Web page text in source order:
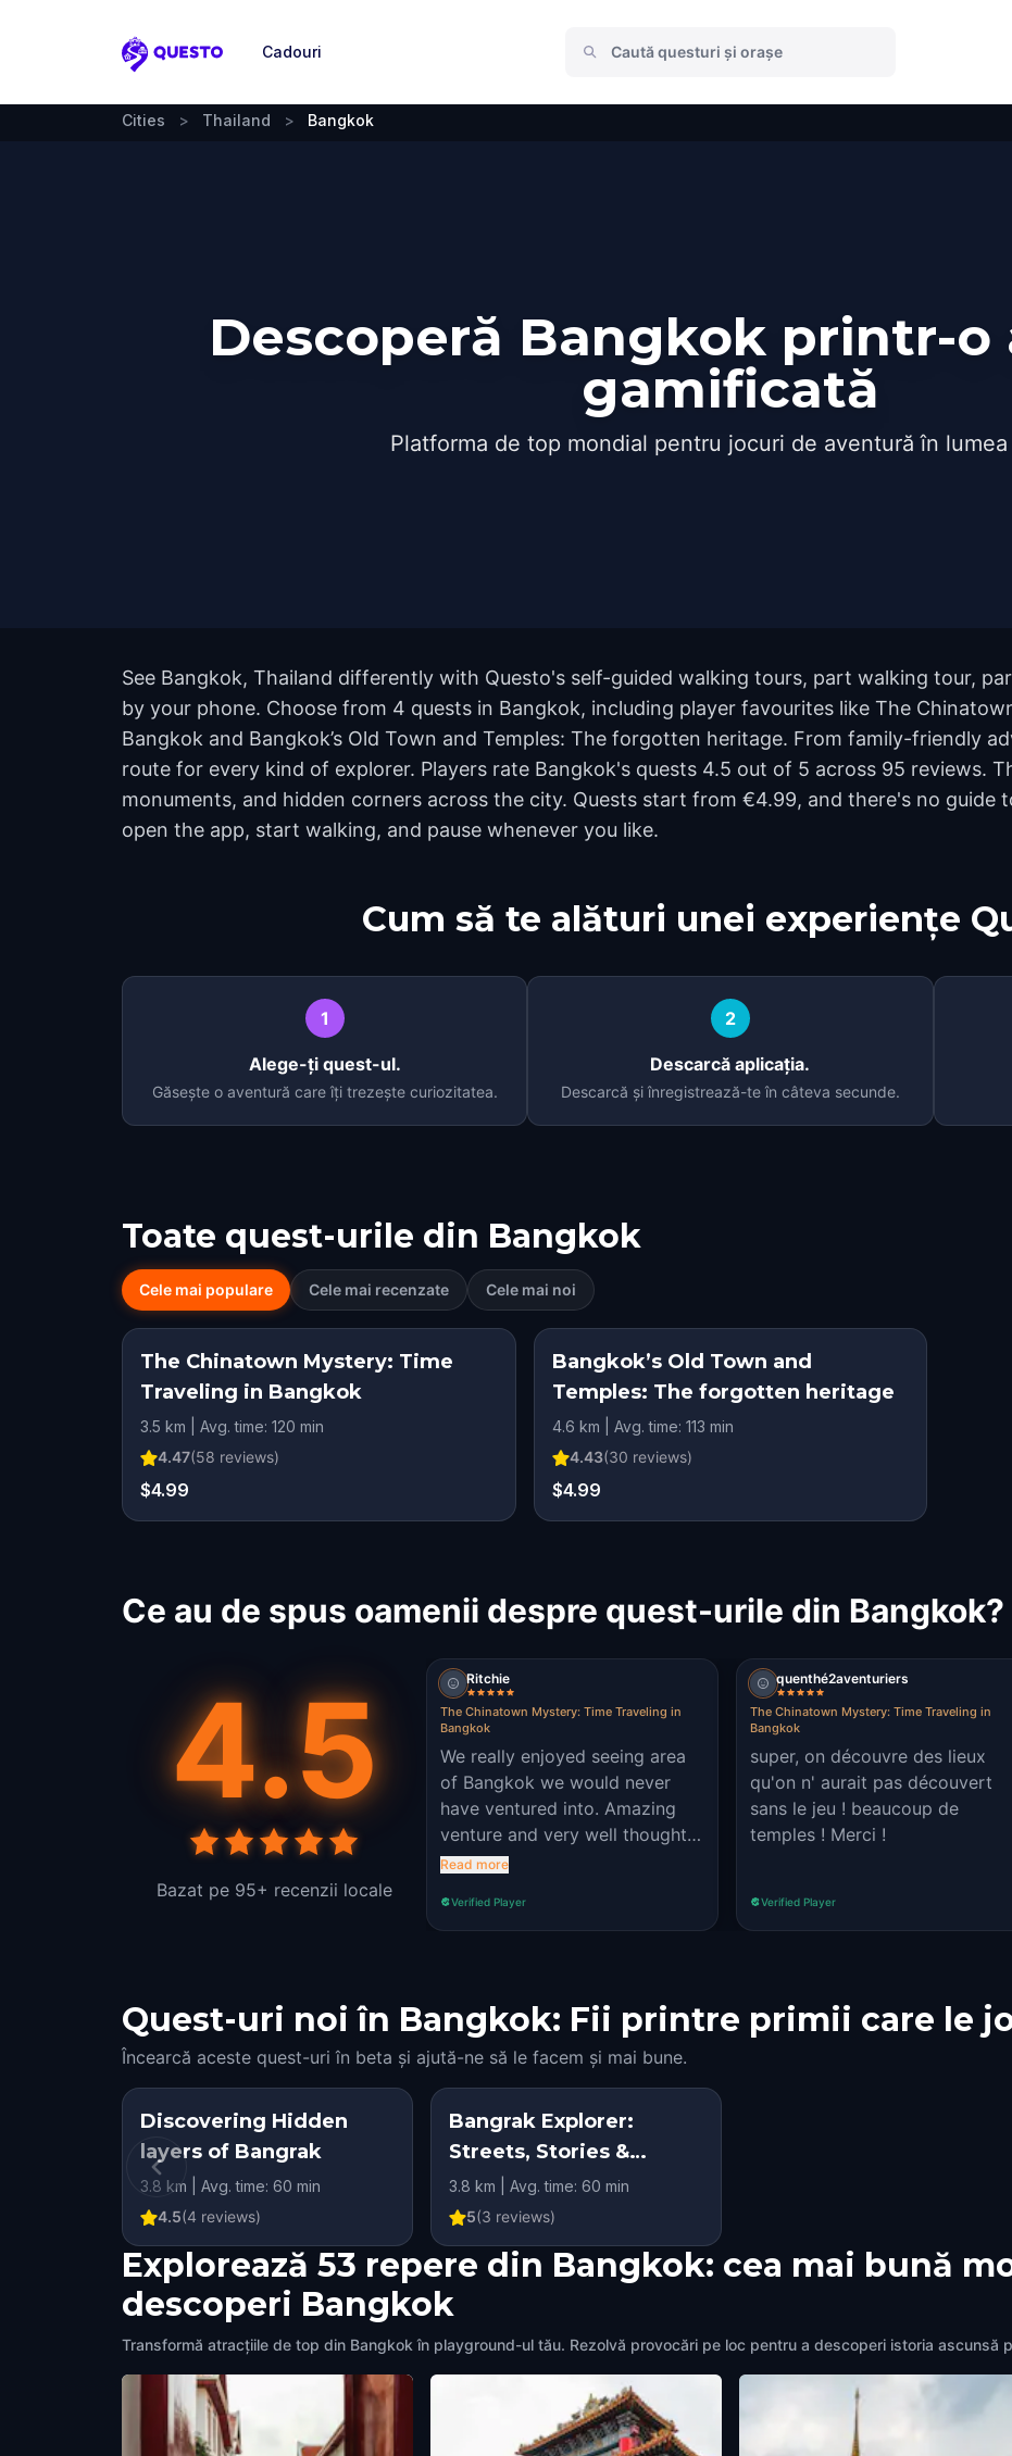
Questo
Cadouri
Cities > Thailand > Bangkok
Descoperă Bangkok printr-o
gamificată
Platforma de top mondial pentru jocuri de aventură în lumea
See Bangkok, Thailand differently with Questo's self-guided walking tours, part walking tour,
by your phone. Choose from 4 quests in Bangkok, including player favourites like The
Bangkok and Bangkok’s Old Town and Temples: The forgotten heritage. From family-friendly
route for every kind of explorer. Players rate Bangkok's quests 4.5 out of 5 across 95 reviews.
monuments, and hidden corners across the city. Quests start from €4.99, and there's no guide
open the app, start walking, and pause whenever you like.
Cum să te alături unei experiențe
1
Alege-ți quest-ul.
Găsește o aventură care îți trezește curiozitatea.
2
Descarcă aplicația.
Descarcă și înregistrează-te în câteva secunde.
Toate quest-urile din Bangkok
Cele mai populare Cele mai recenzate Cele mai noi
The Chinatown Mystery: Time
Traveling in Bangkok
3.5 km | Avg. time: 120 min
4.47(58 reviews)
$4.99
Bangkok’s Old Town and
Temples: The forgotten heritage
4.6 km | Avg. time: 113 min
4.43(30 reviews)
$4.99
Ce au de spus oamenii despre quest-urile din Bangkok?
4.5
Bazat pe 95+ recenzii locale
Ritchie
The Chinatown Mystery: Time Traveling in
Bangkok
We really enjoyed seeing area
of Bangkok we would never
have ventured into. Amazing
venture and very well thought
out.
Read more
Verified Player
quenthé2aventuriers
The Chinatown Mystery: Time Traveling in
Bangkok
super, on découvre des lieux
qu'on n' aurait pas découvert
sans le jeu ! beaucoup de
temples ! Merci !
Verified Player
Quest-uri noi în Bangkok: Fii printre primii care le
Încearcă aceste quest-uri în beta și ajută-ne să le facem și mai bune.
Discovering Hidden
layers of Bangrak
3.8 km | Avg. time: 60 min
4.5(4 reviews)
Bangrak Explorer:
Streets, Stories &
Secrets
3.8 km | Avg. time: 60 min
5(3 reviews)
Explorează 53 repere din Bangkok: cea mai bună
descoperi Bangkok
Transformă atracțiile de top din Bangkok în playground-ul tău. Rezolvă provocări pe loc pentru a descoperi istoria ascunsă